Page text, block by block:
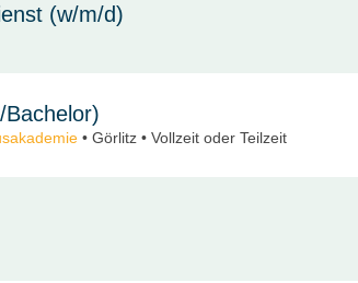
(w/m/d)
• Görlitz • Vollzeit oder Teilzeit